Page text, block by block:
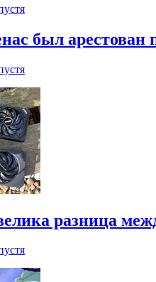
был
разница